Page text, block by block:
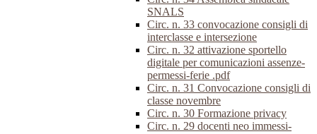
SNALS
Circ. n. 33 convocazione consigli di
interclasse e intersezione
Circ. n. 32 attivazione sportello
digitale per comunicazioni assenze-
permessi-ferie .pdf
Circ. n. 31 Convocazione consigli di
classe novembre
Circ. n. 30 Formazione privacy
Circ. n. 29 docenti neo immessi-